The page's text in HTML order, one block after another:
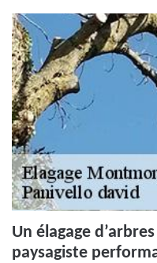
Un élagage
paysagiste